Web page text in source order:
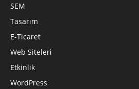
SEM
Tasarım
E-Ticaret
Web Siteleri
Etkinlik
WordPress